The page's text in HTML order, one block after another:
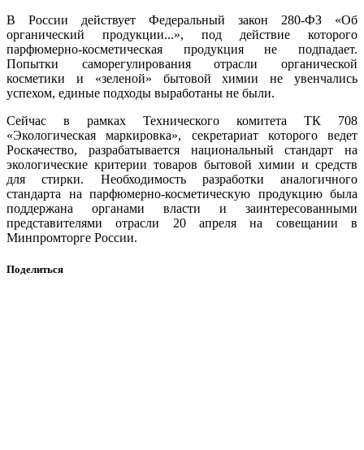
В России действует Федеральный закон 280-ФЗ «Об
органический продукции...», под действие которого
парфюмерно-косметическая продукция не подпадает.
Попытки саморегулирования отрасли органической
косметики и «зеленой» бытовой химии не увенчались
успехом, единые подходы выработаны не были.
Сейчас в рамках Технического комитета ТК 708
«Экологическая маркировка», секретариат которого ведет
Роскачество, разрабатывается национальный стандарт на
экологические критерии товаров бытовой химии и средств
для стирки. Необходимость разработки аналогичного
стандарта на парфюмерно-косметическую продукцию была
поддержана органами власти и заинтересованными
представителями отрасли 20 апреля на совещании в
Минпромторге России.
Поделиться